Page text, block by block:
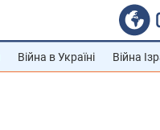
Війна в Україні Війна